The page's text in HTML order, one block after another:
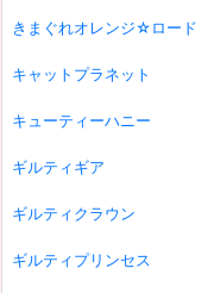
きまぐれオレンジ☆ロード
キャットプラネット
キューティーハニー
ギルティギア
ギルティクラウン
ギルティプリンセス